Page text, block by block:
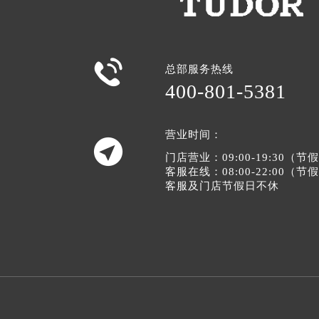
 总部服务热线
400-801-5381

营业时间：
门店营业：09:00-19:30（节
客服在线：08:00-22:00（节
客服及门店节假日不休